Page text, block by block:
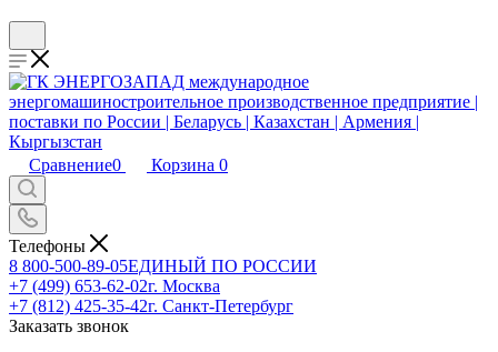
Сравнение0 Корзина 0
Телефоны
8 800-500-89-05ЕДИНЫЙ ПО РОССИИ
+7 (499) 653-62-02г. Москва
+7 (812) 425-35-42г. Санкт-Петербург
Заказать звонок